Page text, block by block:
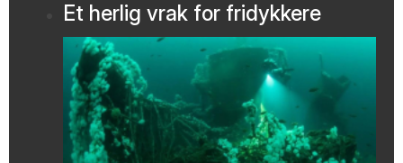
Et herlig vrak for fridykkere